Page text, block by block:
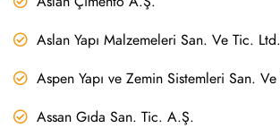
Aslan Yapı Malzemeleri San. Ve Tic.
Aspen Yapı ve Zemin Sistemleri San.
Assan Gıda San. Tic. A.Ş.